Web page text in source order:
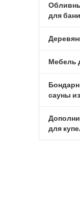
для
Мебель
сауны
для